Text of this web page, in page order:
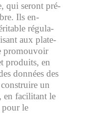
qui se­ront pré­
Ils en­
régu­la­
aux pla­te­
pro­mou­voir
pro­duits, en
don­nées des
un
en fa­ci­li­tant le
pour le